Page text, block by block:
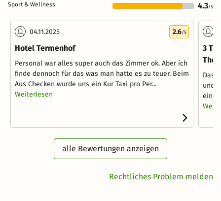
Sport & Wellness 4.3/5
04.11.2025 2.6/5
Hotel Termenhof
Personal war alles super auch das Zimmer ok. Aber ich
finde dennoch für das was man hatte es zu teuer. Beim
Aus Checken wurde uns ein Kur Taxi pro Per...
Weiterlesen
3
Das
und
alle Bewertungen anzeigen
Rechtliches Problem melden